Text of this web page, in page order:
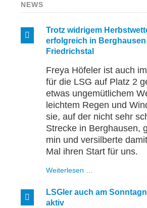
NEWS
Trotz widrigem
erfolgreich in Berghausen
Friedrichstal
Freya Höfeler ist auch
für die LSG auf Platz 2
etwas ungemütlichem
leichtem Regen und
sie, auf der nicht sehr
Strecke in Berghausen,
min und versilberte
Mal ihren Start für uns.
Weiterlesen …
Herbstwetter,
LSGler
LSGler auch am
aktiv